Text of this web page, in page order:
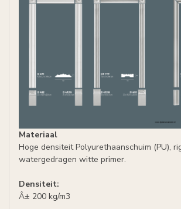
Materiaal
Hoge densiteit Polyurethaanschuim (PU),
watergedragen witte primer.
Densiteit:
Â± 200 kg/m3